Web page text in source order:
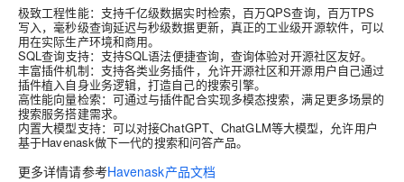
极致工程性能：支持千亿级数据实时检索，百万QPS查询，百万TPS
写入，毫秒级查询延迟与秒级数据更新，真正的工业级开源软件，可以
用在实际生产环境和商用。
SQL查询支持：支持SQL语法便捷查询，查询体验对开源社区友好。
丰富插件机制：支持各类业务插件，允许开源社区和开源用户自己通过
插件植入自身业务逻辑，打造自己的搜索引擎。
高性能向量检索：可通过与插件配合实现多模态搜索，满足更多场景的
搜索服务搭建需求。
内置大模型支持：可以对接ChatGPT、ChatGLM等大模型，允许用户
基于Havenask做下一代的搜索和问答产品。
更多详情请参考Havenask产品文档